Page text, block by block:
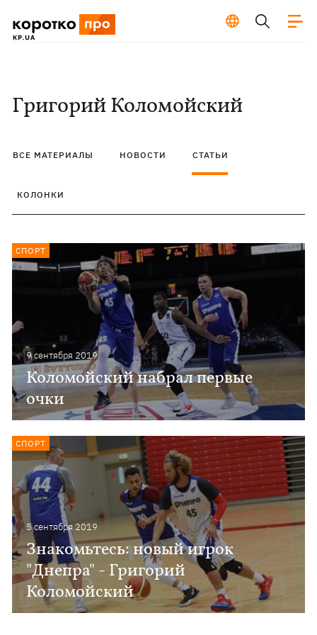
Григорий Коломойский
ВСЕ МАТЕРИАЛЫ НОВОСТИ СТАТЬИ
КОЛОНКИ
9 сентября 2019
Коломойский набрал первые
очки
СПОРТ
5 сентября 2019
Знакомьтесь: новый игрок
"Днепра" - Григорий
Коломойский
СПОРТ